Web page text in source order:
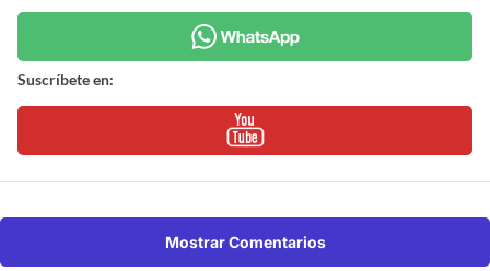
Suscríbete en:
Mostrar Comentarios